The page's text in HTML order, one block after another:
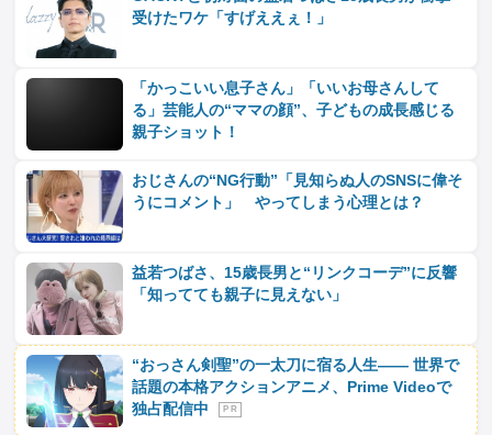
受けたワケ「すげええぇ！」
「かっこいい息子さん」「いいお母さんして
る」芸能人の“ママの顔”、子どもの成長感じる
親子ショット！
おじさんの“NG行動”「見知らぬ人のSNSに偉そ
うにコメント」 やってしまう心理とは？
益若つばさ、15歳長男と“リンクコーデ”に反響
「知ってても親子に見えない」
“おっさん剣聖”の一太刀に宿る人生―― 世界で
話題の本格アクションアニメ、Prime Videoで
独占配信中
P R